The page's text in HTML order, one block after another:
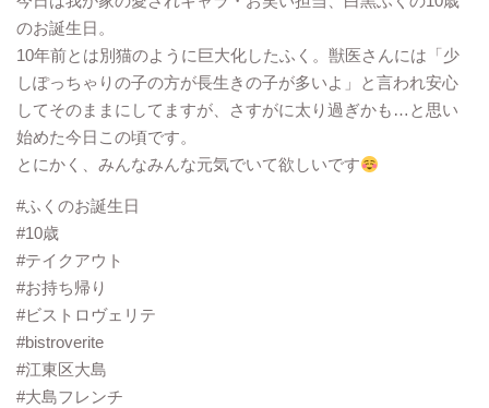
のお誕生日。
10年前とは別猫のように巨大化したふく。獣医さんには「少
しぽっちゃりの子の方が長生きの子が多いよ」と言われ安心
してそのままにしてますが、さすがに太り過ぎかも…と思い
始めた今日この頃です。
とにかく、みんなみんな元気でいて欲しいです
#ふくのお誕生日
#10歳
#テイクアウト
#お持ち帰り
#ビストロヴェリテ
#bistroverite
#江東区大島
#大島フレンチ